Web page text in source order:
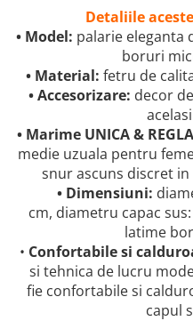
Detaliile
• Model: palarie eleganta
boruri
• Material: fetru de
• Accesorizare: decor
• Marime UNICA &
medie uzuala pentru
snur ascuns discret
• Dimensiuni:
cm, diametru capac
latime
• Confortabile si
si tehnica de lucru
fie confortabile si
capul